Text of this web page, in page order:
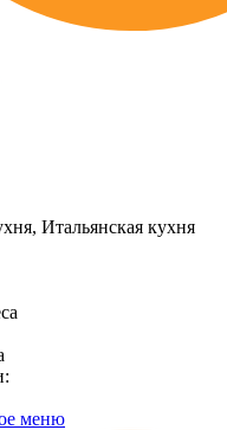
Итальянская кухня
меню